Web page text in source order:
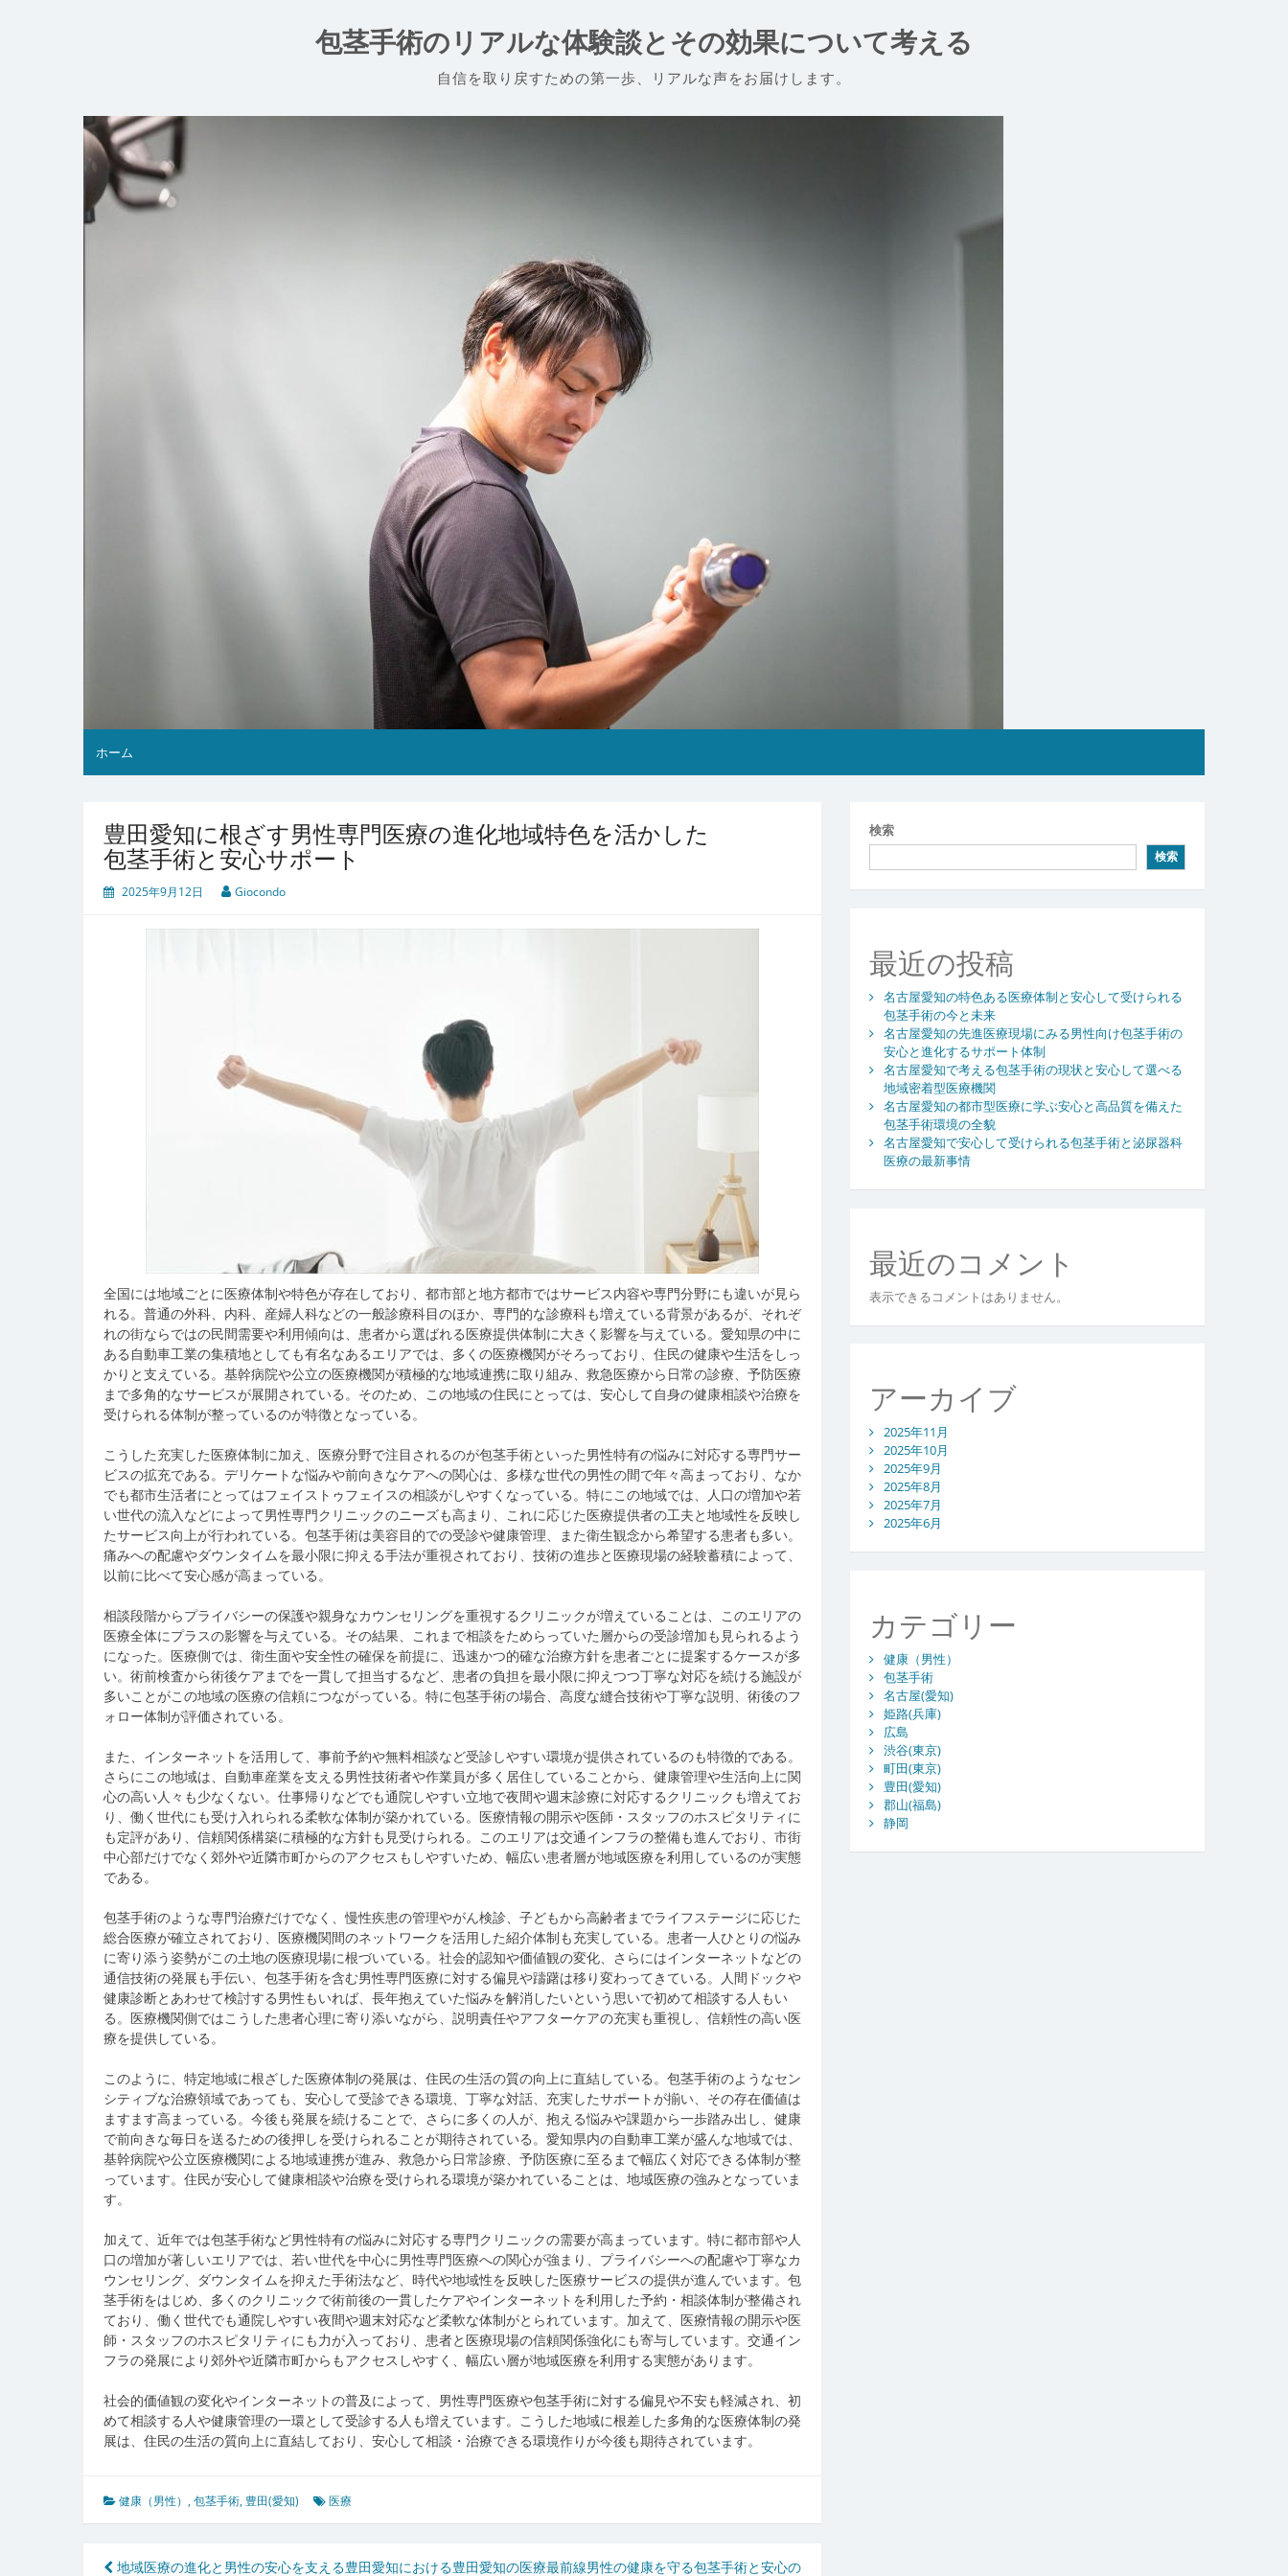
包茎手術のリアルな体験談とその効果について考える
自信を取り戻すための第一歩、リアルな声をお届けします。
ホーム
豊田愛知に根ざす男性専門医療の進化地域特色を活かした
包茎手術と安心サポート
2025年9月12日 Giocondo
全国には地域ごとに医療体制や特色が存在しており、都市部と地方都市ではサービス内容や専門分野にも違いが見ら
れる。 普通の外科、内科、産婦人科などの一般診療科目のほか、専門的な診療科も増えている背景があるが、それぞ
れの街ならではの民間需要や利用傾向は、患者から選ばれる医療提供体制に大きく影響を与えている。愛知県の中に
ある自動車工業の集積地としても有名なあるエリアでは、多くの医療機関がそろっており、住民の健康や生活をしっ
かりと支えている。基幹病院や公立の医療機関が積極的な地域連携に取り組み、救急医療から日常の診療、予防医療
まで多角的なサービスが展開されている。そのため、この地域の住民にとっては、安心して自身の健康相談や治療を
受けられる体制が整っているのが特徴となっている。
こうした充実した医療体制に加え、医療分野で注目されるのが包茎手術といった男性特有の悩みに対応する専門サー
ビスの拡充である。デリケートな悩みや前向きなケアへの関心は、多様な世代の男性の間で年々高まっており、なか
でも都市生活者にとってはフェイストゥフェイスの相談がしやすくなっている。特にこの地域では、人口の増加や若
い世代の流入などによって男性専門クリニックのニーズも高まり、これに応じた医療提供者の工夫と地域性を反映し
たサービス向上が行われている。包茎手術は美容目的での受診や健康管理、また衛生観念から希望する患者も多い。
痛みへの配慮やダウンタイムを最小限に抑える手法が重視されており、技術の進歩と医療現場の経験蓄積によって、
以前に比べて安心感が高まっている。
相談段階からプライバシーの保護や親身なカウンセリングを重視するクリニックが増えていることは、このエリアの
医療全体にプラスの影響を与えている。その結果、これまで相談をためらっていた層からの受診増加も見られるよう
になった。医療側では、衛生面や安全性の確保を前提に、迅速かつ的確な治療方針を患者ごとに提案するケースが多
い。術前検査から術後ケアまでを一貫して担当するなど、患者の負担を最小限に抑えつつ丁寧な対応を続ける施設が
多いことがこの地域の医療の信頼につながっている。特に包茎手術の場合、高度な縫合技術や丁寧な説明、術後のフ
ォロー体制が評価されている。
また、インターネットを活用して、事前予約や無料相談など受診しやすい環境が提供されているのも特徴的である。
さらにこの地域は、自動車産業を支える男性技術者や作業員が多く居住していることから、健康管理や生活向上に関
心の高い人々も少なくない。仕事帰りなどでも通院しやすい立地で夜間や週末診療に対応するクリニックも増えてお
り、働く世代にも受け入れられる柔軟な体制が築かれている。医療情報の開示や医師・スタッフのホスピタリティに
も定評があり、信頼関係構築に積極的な方針も見受けられる。このエリアは交通インフラの整備も進んでおり、市街
中心部だけでなく郊外や近隣市町からのアクセスもしやすいため、幅広い患者層が地域医療を利用しているのが実態
である。
包茎手術のような専門治療だけでなく、慢性疾患の管理やがん検診、子どもから高齢者までライフステージに応じた
総合医療が確立されており、医療機関間のネットワークを活用した紹介体制も充実している。患者一人ひとりの悩み
に寄り添う姿勢がこの土地の医療現場に根づいている。社会的認知や価値観の変化、さらにはインターネットなどの
通信技術の発展も手伝い、包茎手術を含む男性専門医療に対する偏見や躊躇は移り変わってきている。人間ドックや
健康診断とあわせて検討する男性もいれば、長年抱えていた悩みを解消したいという思いで初めて相談する人もい
る。医療機関側ではこうした患者心理に寄り添いながら、説明責任やアフターケアの充実も重視し、信頼性の高い医
療を提供している。
このように、特定地域に根ざした医療体制の発展は、住民の生活の質の向上に直結している。包茎手術のようなセン
シティブな治療領域であっても、安心して受診できる環境、丁寧な対話、充実したサポートが揃い、その存在価値は
ますます高まっている。今後も発展を続けることで、さらに多くの人が、抱える悩みや課題から一歩踏み出し、健康
で前向きな毎日を送るための後押しを受けられることが期待されている。愛知県内の自動車工業が盛んな地域では、
基幹病院や公立医療機関による地域連携が進み、救急から日常診療、予防医療に至るまで幅広く対応できる体制が整
っています。住民が安心して健康相談や治療を受けられる環境が築かれていることは、地域医療の強みとなっていま
す。
加えて、近年では包茎手術など男性特有の悩みに対応する専門クリニックの需要が高まっています。特に都市部や人
口の増加が著しいエリアでは、若い世代を中心に男性専門医療への関心が強まり、プライバシーへの配慮や丁寧なカ
ウンセリング、ダウンタイムを抑えた手術法など、時代や地域性を反映した医療サービスの提供が進んでいます。包
茎手術をはじめ、多くのクリニックで術前後の一貫したケアやインターネットを利用した予約・相談体制が整備され
ており、働く世代でも通院しやすい夜間や週末対応など柔軟な体制がとられています。加えて、医療情報の開示や医
師・スタッフのホスピタリティにも力が入っており、患者と医療現場の信頼関係強化にも寄与しています。交通イン
フラの発展により郊外や近隣市町からもアクセスしやすく、幅広い層が地域医療を利用する実態があります。
社会的価値観の変化やインターネットの普及によって、男性専門医療や包茎手術に対する偏見や不安も軽減され、初
めて相談する人や健康管理の一環として受診する人も増えています。こうした地域に根差した多角的な医療体制の発
展は、住民の生活の質向上に直結しており、安心して相談・治療できる環境作りが今後も期待されています。
健康（男性） ,包茎手術, 豊田(愛知) 医療
地域医療の進化と男性の安心を支える豊田愛知における豊田愛知の医療最前線男性の健康を守る包茎手術と安心の
検索
検索
最近の投稿
名古屋愛知の特色ある医療体制と安心して受けられる
包茎手術の今と未来
名古屋愛知の先進医療現場にみる男性向け包茎手術の
安心と進化するサポート体制
名古屋愛知で考える包茎手術の現状と安心して選べる
地域密着型医療機関
名古屋愛知の都市型医療に学ぶ安心と高品質を備えた
包茎手術環境の全貌
名古屋愛知で安心して受けられる包茎手術と泌尿器科
医療の最新事情
最近のコメント
表示できるコメントはありません。
アーカイブ
2025年11月
2025年10月
2025年9月
2025年8月
2025年7月
2025年6月
カテゴリー
健康（男性）
包茎手術
名古屋(愛知)
姫路(兵庫)
広島
渋谷(東京)
町田(東京)
豊田(愛知)
郡山(福島)
静岡